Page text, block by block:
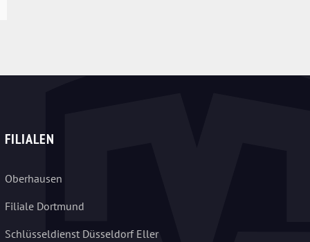
FILIALEN
Oberhausen
Filiale Dortmund
Schlüsseldienst Düsseldorf Eller